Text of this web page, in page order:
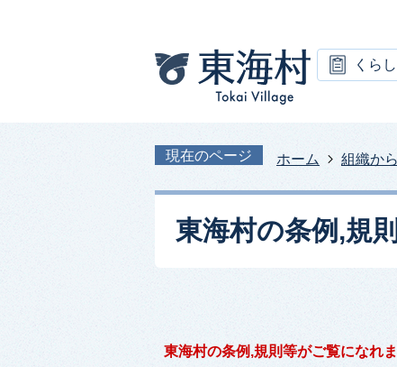
くら
現在のページ ホーム 組織か
東海村の条例,規
東海村の条例,規則等がご覧になれま